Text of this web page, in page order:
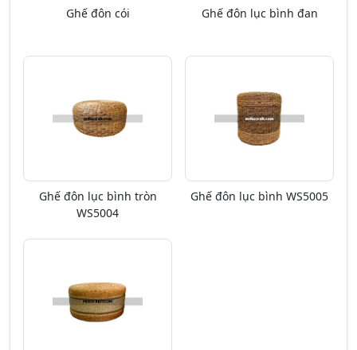
Ghế đôn cói Ghế đôn lục bình đan
Ghế đôn lục bình tròn
WS5004
Ghế đôn lục bình WS5005